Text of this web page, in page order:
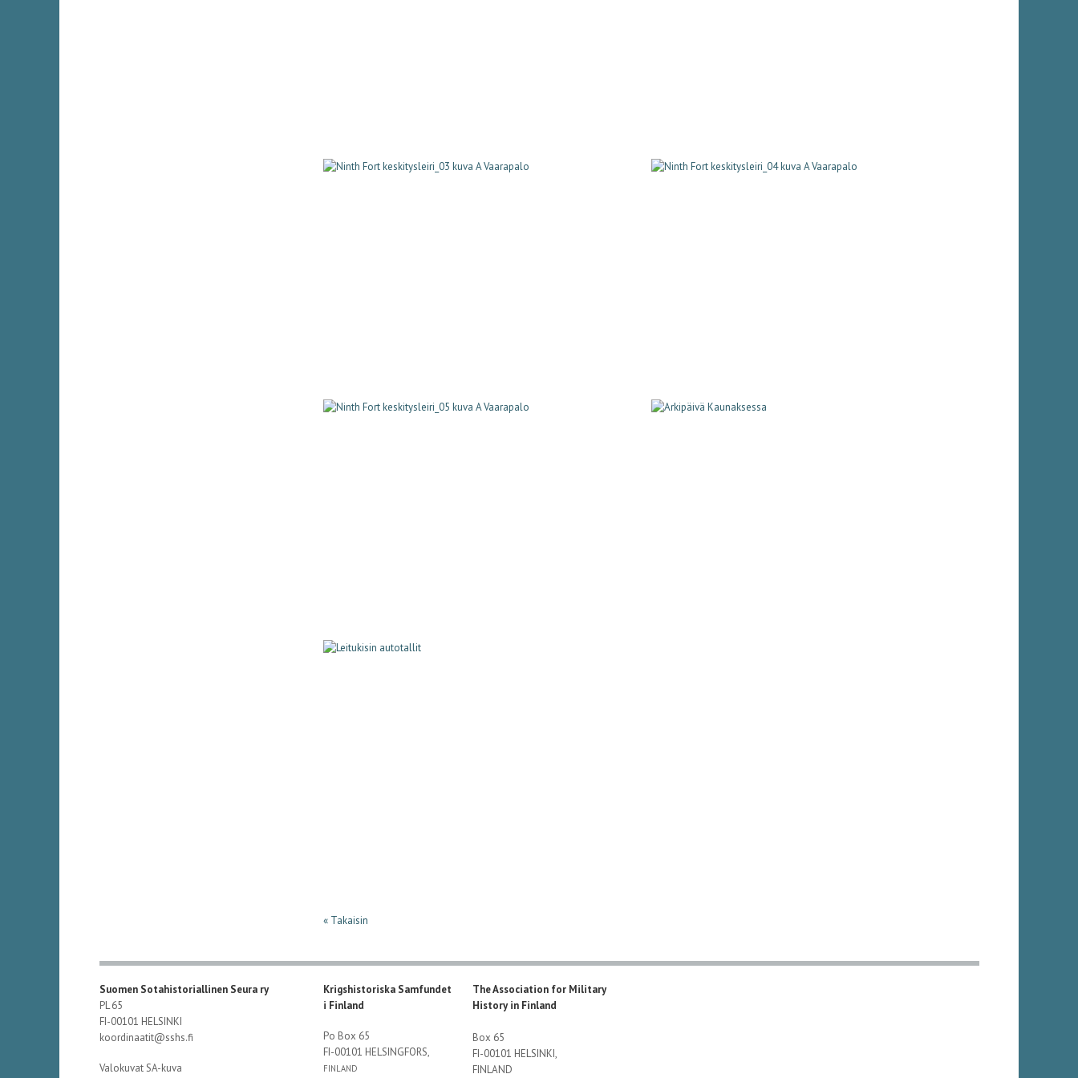
« Takaisin
Suomen Sotahistoriallinen Seura ry
PL 65
FI-00101 HELSINKI
koordinaatit@sshs.fi
Valokuvat SA-kuva
Krigshistoriska Samfundet
i Finland
Po Box 65
FI-00101 HELSINGFORS,
FINLAND
The Association for Military
History in Finland
Box 65
FI-00101 HELSINKI,
FINLAND